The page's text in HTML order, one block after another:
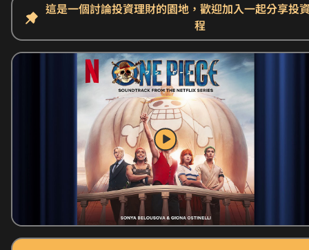
這是一個討論投資理財的園地，歡迎加入一起分享投
程